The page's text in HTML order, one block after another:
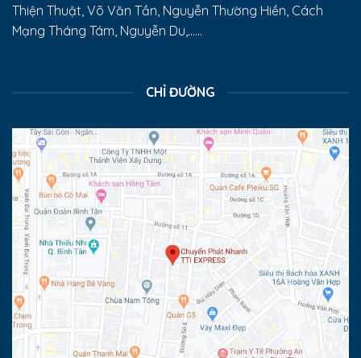
Thiện Thuật, Võ Văn Tần, Nguyễn Thường Hiền, Cách
Mạng Tháng Tám, Nguyễn Du,......
CHỈ ĐƯỜNG